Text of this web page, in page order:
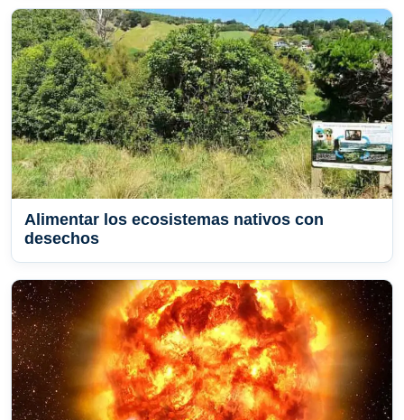
Alimentar los ecosistemas nativos con
desechos